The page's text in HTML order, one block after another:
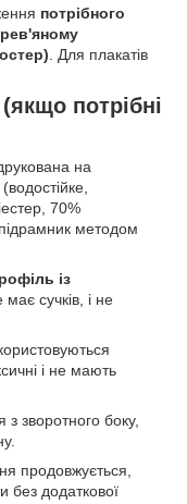
потрібного
. Для плакатів
потрібні
на
70%
методом
із
має сучків, і не
і не мають
з зворотного боку,
продовжується,
без додаткової